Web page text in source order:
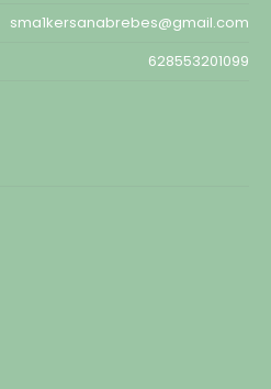
sma1kersanabrebes@gmail.com
628553201099